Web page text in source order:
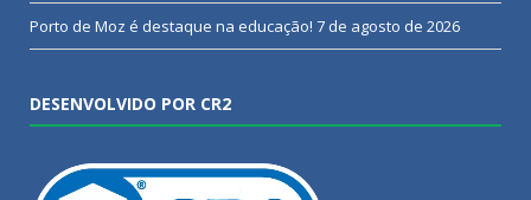
Porto de Moz é destaque na educação! 7 de agosto de 2026
DESENVOLVIDO POR CR2